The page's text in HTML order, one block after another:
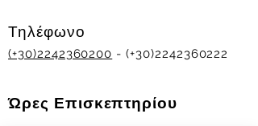
Τηλέφωνο
(+30)2242360200 - (+30)2242360222
Ώρες Επισκεπτηρίου